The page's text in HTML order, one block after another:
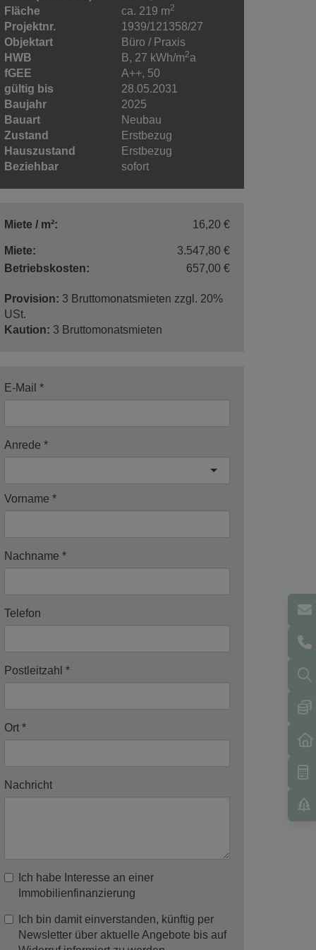
Fläche
ca. 219 m2
Projektnr.
1939/121358/27
Objektart
Büro / Praxis
HWB
B, 27 kWh/m2a
fGEE
A++, 50
gültig bis
28.05.2031
Baujahr
2025
Bauart
Neubau
Zustand
Erstbezug
Hauszustand
Erstbezug
Beziehbar
sofort
Miete / m²: 16,20 €
Miete:
3.547,80 €
Betriebskosten:
657,00 €
Provision: 3 Bruttomonatsmieten zzgl. 20%
USt.
Kaution: 3 Bruttomonatsmieten
E-Mail
Anrede
Vorname
Nachname
Telefon
Postleitzahl
Ort
Nachricht
Ich habe Interesse an einer
Immobilienfinanzierung
Ich bin damit einverstanden, künftig per
Newsletter über aktuelle Angebote bis auf